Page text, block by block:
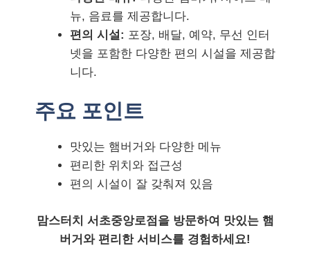
뉴, 음료를 제공합니다.
편의 시설: 포장, 배달, 예약, 무선 인터
넷을 포함한 다양한 편의 시설을 제공합
니다.
주요 포인트
맛있는 햄버거와 다양한 메뉴
편리한 위치와 접근성
편의 시설이 잘 갖춰져 있음
맘스터치 서초중앙로점을 방문하여 맛있는 햄
버거와 편리한 서비스를 경험하세요!